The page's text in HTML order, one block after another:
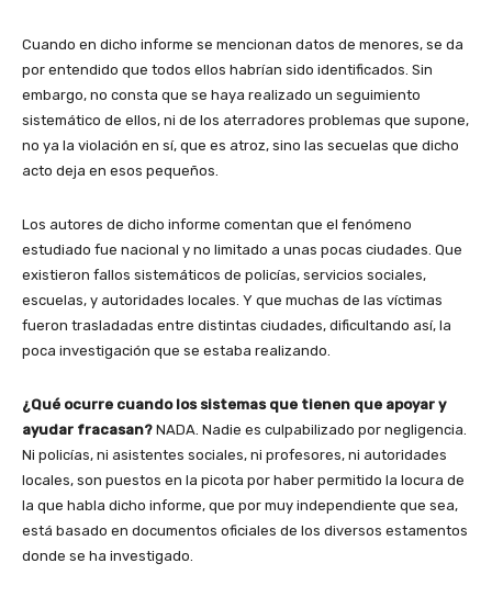
Cuando en dicho informe se mencionan datos de menores, se da
por entendido que todos ellos habrían sido identificados. Sin
embargo, no consta que se haya realizado un seguimiento
sistemático de ellos, ni de los aterradores problemas que supone,
no ya la violación en sí, que es atroz, sino las secuelas que dicho
acto deja en esos pequeños.
Los autores de dicho informe comentan que el fenómeno
estudiado fue nacional y no limitado a unas pocas ciudades. Que
existieron fallos sistemáticos de policías, servicios sociales,
escuelas, y autoridades locales. Y que muchas de las víctimas
fueron trasladadas entre distintas ciudades, dificultando así, la
poca investigación que se estaba realizando.
¿Qué ocurre cuando los sistemas que tienen que apoyar y
ayudar fracasan? NADA. Nadie es culpabilizado por negligencia.
Ni policías, ni asistentes sociales, ni profesores, ni autoridades
locales, son puestos en la picota por haber permitido la locura de
la que habla dicho informe, que por muy independiente que sea,
está basado en documentos oficiales de los diversos estamentos
donde se ha investigado.